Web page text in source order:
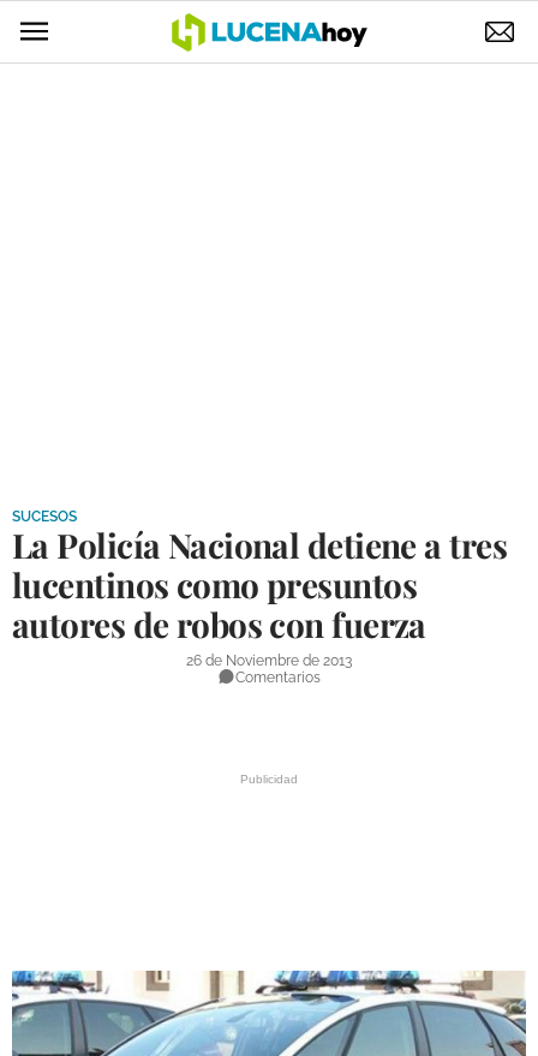
DEPORTES
COMPETICIONES
OBRAS
SUCESOS
La Policía Nacional detiene a tres
lucentinos como presuntos
autores de robos con fuerza
26 de Noviembre de 2013
Comentarios